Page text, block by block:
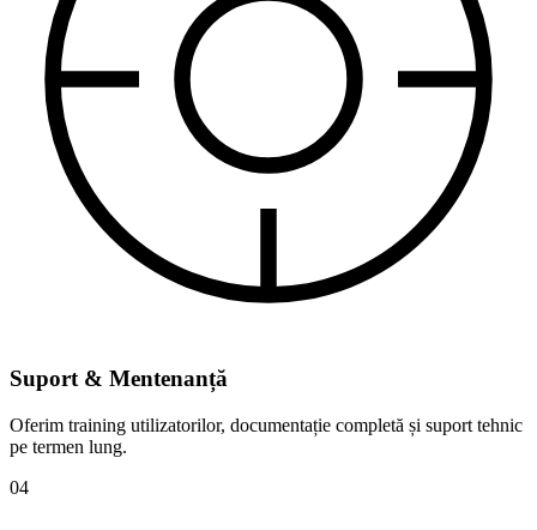
Suport & Mentenanță
Oferim training utilizatorilor, documentație completă și suport tehnic
pe termen lung.
04